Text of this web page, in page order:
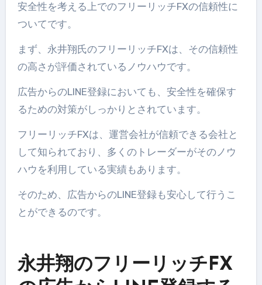
安全性を考える上でのフリーリッチFXの信頼性に
ついてです。
まず、永井翔氏のフリーリッチFXは、その信頼性
の高さが評価されているノウハウです。
広告からのLINE登録においても、安全性を確保す
るための対策がしっかりとされています。
フリーリッチFXは、運営会社が信頼できる会社と
して知られており、多くのトレーダーがそのノウ
ハウを利用している実績もあります。
そのため、広告からのLINE登録も安心して行うこ
とができるのです。
永井翔のフリーリッチFX